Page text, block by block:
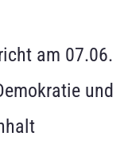
am 07.06.
und